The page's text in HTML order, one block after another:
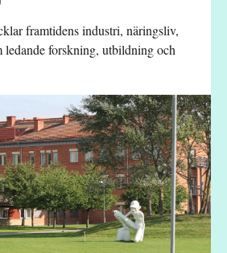
framtidens industri, näringsliv,
ledande forskning, utbildning och